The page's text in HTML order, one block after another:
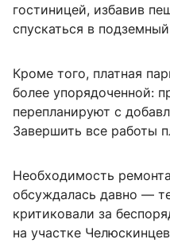
гостиницей, избавив
спускаться в
Кроме того, платная
более упорядоченной:
перепланируют с
Завершить все работы
Необходимость
обсуждалась давно —
критиковали за
на участке